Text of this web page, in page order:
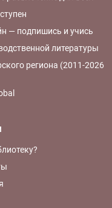
— подпишись и учись
литературы
региона (2011-2026